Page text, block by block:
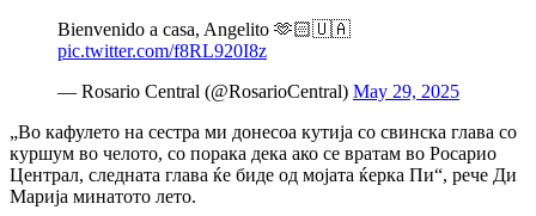
Bienvenido a casa, Angelito 🫶🏻🇺🇦
pic.twitter.com/f8RL920I8z
— Rosario Central (@RosarioCentral) May 29, 2025
„Во кафулето на сестра ми донесоа кутија со свинска глава со
куршум во челото, со порака дека ако се вратам во Росарио
Централ, следната глава ќе биде од мојата ќерка Пи“, рече Ди
Марија минатото лето.